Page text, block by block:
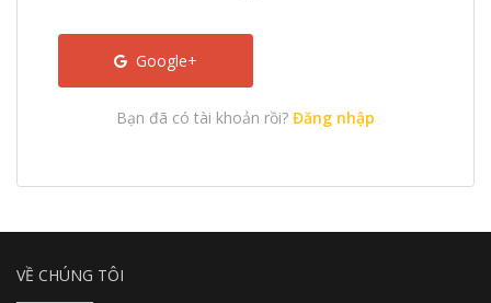
Google+
Bạn đã có tài khoản rồi? Đăng nhập
VỀ CHÚNG TÔI